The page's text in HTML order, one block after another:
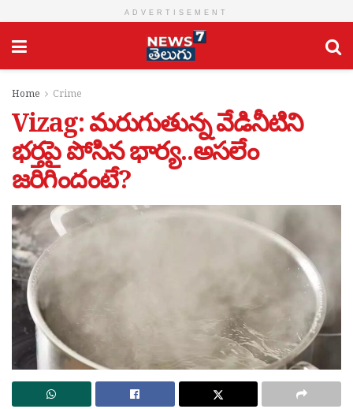
ADVERTISEMENT
Home Crime
Vizag: మరుగుతున్న వేడినీటిని
భర్తపై పోసిన భార్య..అసలేం
జరిగిందంటే?